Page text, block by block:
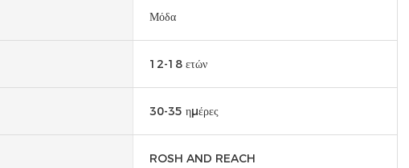
Μόδα
12-18 ετών
30-35 ημέρες
ROSH AND REACH